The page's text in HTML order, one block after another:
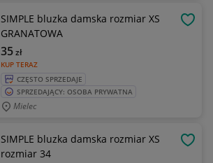
SIMPLE bluzka damska rozmiar XS
GRANATOWA
KUP TERAZ
35zł
CZĘSTO SPRZEDAJE
SPRZEDAJĄCY: OSOBA PRYWATNA
Mielec
SIMPLE bluzka damska rozmiar XS
rozmiar 34